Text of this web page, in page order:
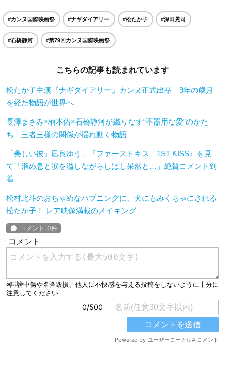
#カンヌ国際映画祭 #ナギダイアリー #松たか子 #深田晃司
#石橋静河 #第79回カンヌ国際映画祭
こちらの記事も読まれています
松たか子主演『ナギダイアリー』カンヌ正式出品 9年の歳月
を経た物語が世界へ
長澤まさみ×柄本佑×石橋静河が織りなす“不器用な愛”のかた
ち 三者三様の関係が揺れ動く物語
「美しい彼」凪良ゆう、『ファーストキス 1ST KISS』を見
て「溜め息と涙を溢しながらしばし呆然と…」絶賛コメント到
着
松村北斗のおちゃめなハプニングに、犬にもみくちゃにされる
松たか子！ レア映像満載のメイキング